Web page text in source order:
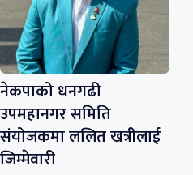
नेकपाको धनगढी
उपमहानगर समिति
संयोजकमा ललित खत्रीलाई
जिम्मेवारी